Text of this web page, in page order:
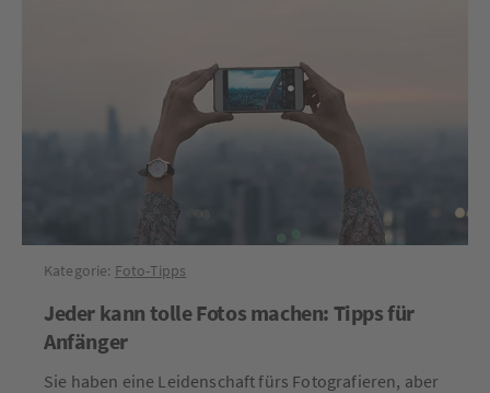
Kategorie: Foto-Tipps
Jeder kann tolle Fotos machen: Tipps für
Anfänger
Sie haben eine Leidenschaft fürs Fotografieren, aber